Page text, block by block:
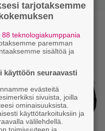
tarjotaksemme
88 teknologiakumppania
paremman
sisältöä ja
käyttöön seuraavasti
evästeitä
sivuista, joilla
ominaisuuksista.
käyttötarkoituksiin ja
välilehdellä.